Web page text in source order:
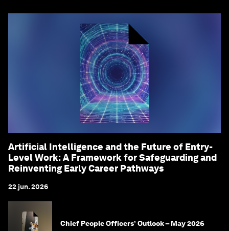
Artificial Intelligence and the Future of Entry-
Level Work: A Framework for Safeguarding and
Reinventing Early Career Pathways
22 jun. 2026
Chief People Officers’ Outlook – May 2026